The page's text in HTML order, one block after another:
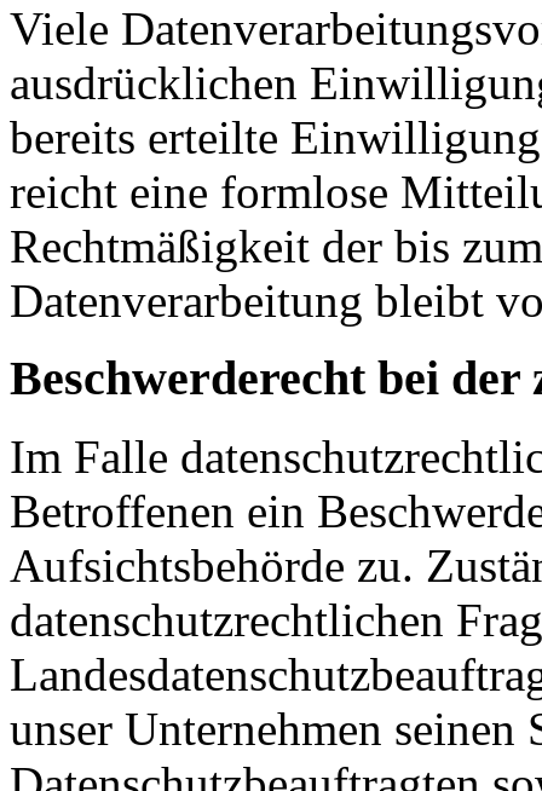
Viele
ausdrücklichen
bereits erteilte
reicht eine formlose
Rechtmäßigkeit der bis
Datenverarbeitung bleibt
Beschwerderecht bei
Im Falle
Betroffenen ein
Aufsichtsbehörde zu.
datenschutzrechtlichen
unser Unternehmen